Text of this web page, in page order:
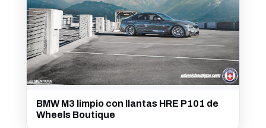
BMW M3 limpio con llantas HRE P101 de
Wheels Boutique